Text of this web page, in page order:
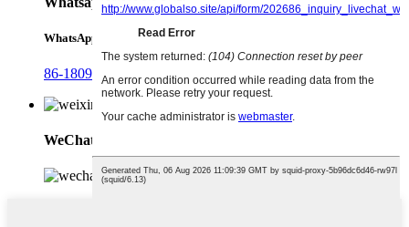
WhatsApp
86-18092321288
WeChat